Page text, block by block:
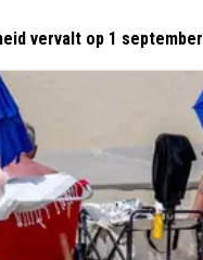
vervalt op 1 september